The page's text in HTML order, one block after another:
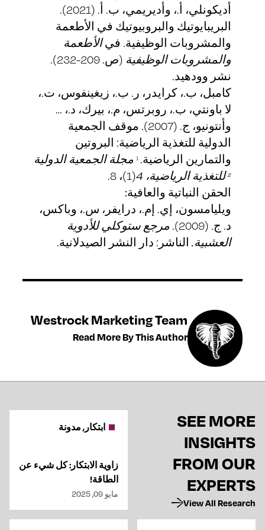
أديكونلي، أ.، وأديريمي، ب. أ. (2021).
البريبايوتيك والبروبيوتيك في الأطعمة
والمشروبات الوظيفية. فيالأطعمة
والمشروبات الوظيفية
(ص. 209-232).
نشر وودهيد.
كامبل، ب.، كرايدر، ر. ب.، زيغينفوس، ت.،
لا باونتي، ب.، روبرتس، م.، بيرك، د.، …
وأنتونيو، ج. (2007). موقف الجمعية
الدولية للتغذية الرياضية: البروتين
والتمارين الرياضية. مجلة الجمعية الدولية
2للتغذية الرياضية، 4(1)، 8.
الحقن النباتية والعافية:
ويليامسون، إي. إم.، درايفر، س.، وباكس،
د. ج. (2009).
مرجع ستوكلي للأدوية
العشبية.الناشر: دار النشر الصيدلانية.
Westrock Marketing Team
Read More By This Author
SEE MORE
INSIGHTS
FROM OUR
EXPERTS
View All Research
ابتكار, مدونة
زاوية الابتكار: كل شيء عن
الطاقة!
مايو 09, 2025